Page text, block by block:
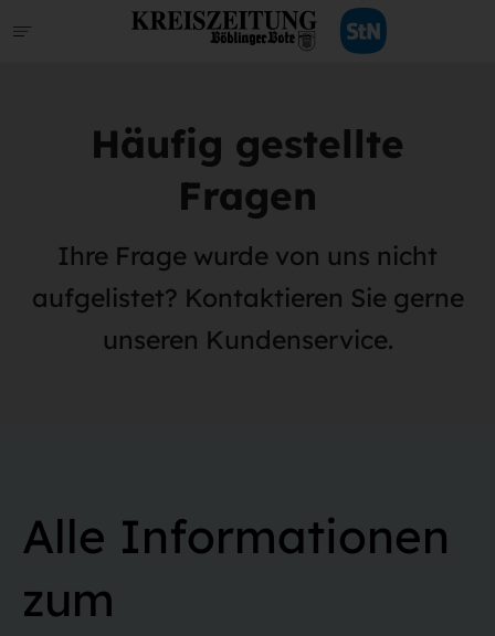
Häufig gestellte
Fragen
Ihre Frage wurde von uns nicht
aufgelistet? Kontaktieren Sie gerne
unseren Kundenservice.
Alle Informationen
zum